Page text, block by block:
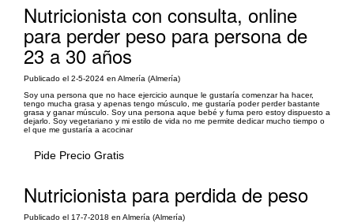
Nutricionista con consulta, online
para perder peso para persona de
23 a 30 años
Publicado el 2-5-2024 en Almería (Almería)
Soy una persona que no hace ejercicio aunque le gustaría comenzar ha hacer,
tengo mucha grasa y apenas tengo músculo, me gustaría poder perder bastante
grasa y ganar músculo. Soy una persona aque bebé y fuma pero estoy dispuesto a
dejarlo. Soy vegetariano y mi estilo de vida no me permite dedicar mucho tiempo o
el que me gustaría a acocinar
Pide Precio Gratis
Nutricionista para perdida de peso
Publicado el 17-7-2018 en Almería (Almería)